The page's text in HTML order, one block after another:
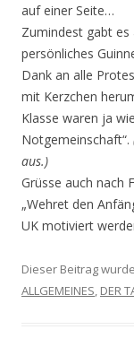
auf einer Seite…
Zumindest gabt es
persönliches
Dank an alle
mit Kerzchen
Klasse waren ja
Notgemeinschaft“.
aus.)
Grüsse auch nach
„Wehret den
UK motiviert
Dieser Beitrag
ALLGEMEINES, DER